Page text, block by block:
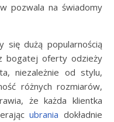
pozwala na świadomy
się dużą popularnością
bogatej oferty odzieży
niezależnie od stylu,
różnych rozmiarów,
że każda klientka
ubrania dokładnie